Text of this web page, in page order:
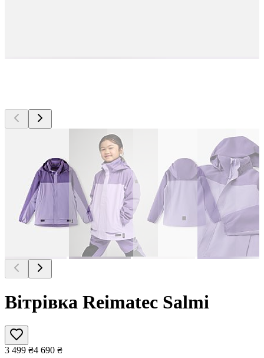
Вітрівка Reimatec Salmi
3 499 ₴4 690 ₴